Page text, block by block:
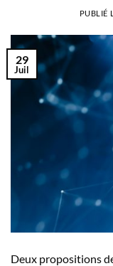
PUBLIÉ
29
Juil
Deux propositions